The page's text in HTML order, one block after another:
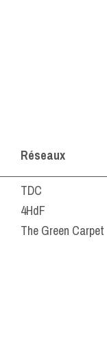
Réseaux
TDC
4HdF
The Green Carpet